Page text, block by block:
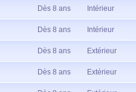
Dès 8 ans Intérieur
Dès 8 ans Intérieur
Dès 8 ans Extérieur
Dès 8 ans Extérieur